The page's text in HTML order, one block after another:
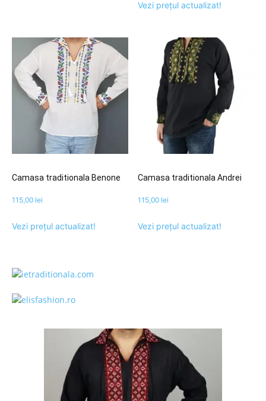
Vezi prețul actualizat!
Camasa traditionala Benone
115,00 lei
Vezi prețul actualizat!
Camasa traditionala Andrei
115,00 lei
Vezi prețul actualizat!